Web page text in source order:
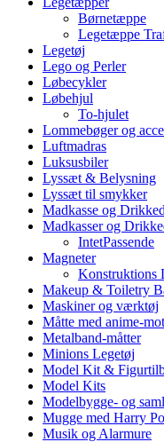
Børnetæppe
Legetæppe
Legetøj
Lego og Perler
Løbecykler
Løbehjul
To-hjulet
Lommebøger og
Luftmadras
Luksusbiler
Lyssæt & Belysning
Lyssæt til smykker
Madkasse og
Madkasser og
IntetPassende
Magneter
Konstruktions
Makeup & Toiletry
Maskiner og værktøj
Måtte med anime-
Metalband-måtter
Minions Legetøj
Model Kit &
Model Kits
Modelbygge- og
Mugge med Harry
Musik og Alarmure